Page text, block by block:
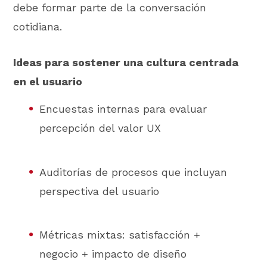
debe formar parte de la conversación
cotidiana.
Ideas para sostener una cultura centrada
en el usuario
Encuestas internas para evaluar
percepción del valor UX
Auditorías de procesos que incluyan
perspectiva del usuario
Métricas mixtas: satisfacción +
negocio + impacto de diseño